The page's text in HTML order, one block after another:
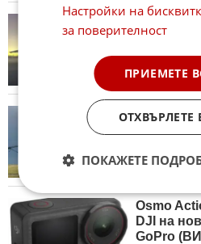
света
18.05.2026
Osmo
DJI на
GoPro
Настройки на
за поверителност
ПРИЕМЕТЕ
ОТХВЪРЛЕТЕ
ПОКАЖЕТЕ